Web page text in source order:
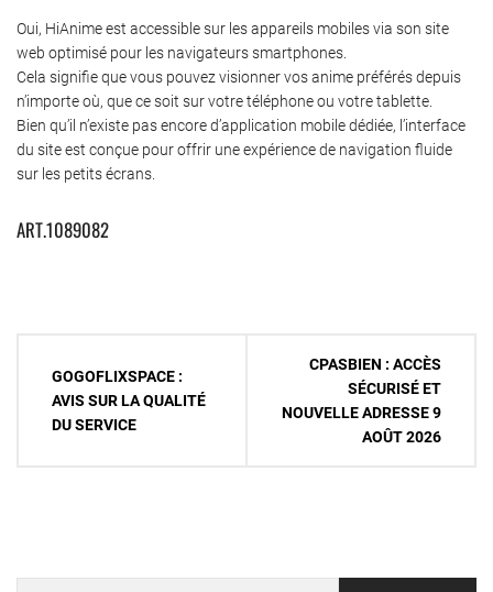
Oui, HiAnime est accessible sur les appareils mobiles via son site
web optimisé pour les navigateurs smartphones.
Cela signifie que vous pouvez visionner vos anime préférés depuis
n’importe où, que ce soit sur votre téléphone ou votre tablette.
Bien qu’il n’existe pas encore d’application mobile dédiée, l’interface
du site est conçue pour offrir une expérience de navigation fluide
sur les petits écrans.
ART.1089082
l’article
GOGOFLIXSPACE :
AVIS SUR LA QUALITÉ
DU SERVICE
CPASBIEN : ACCÈS
SÉCURISÉ ET
NOUVELLE ADRESSE 9
AOÛT 2026